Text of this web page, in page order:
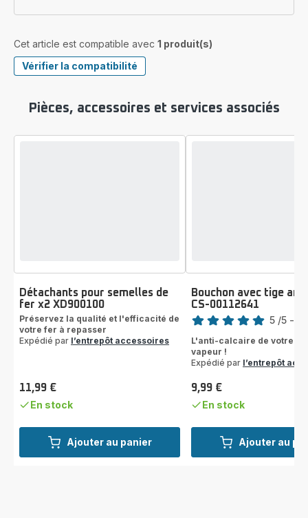
Cet article est compatible avec 1 produit(s)
Vérifier la compatibilité
Pièces, accessoires et services associés
Ajouter au panier
Détachants pour semelles de
fer x2 XD900100
Préservez la qualité et l'efficacité de
votre fer à repasser
Expédié par l’entrepôt accessoires
Prix
11,99 €
En stock
Ajouter au
Bouchon avec tige
CS-00112641
Note
5
étoiles
5 /5 -
L'anti-calcaire de votre
vapeur !
Expédié par l’entrepôt
Prix
9,99 €
En stock